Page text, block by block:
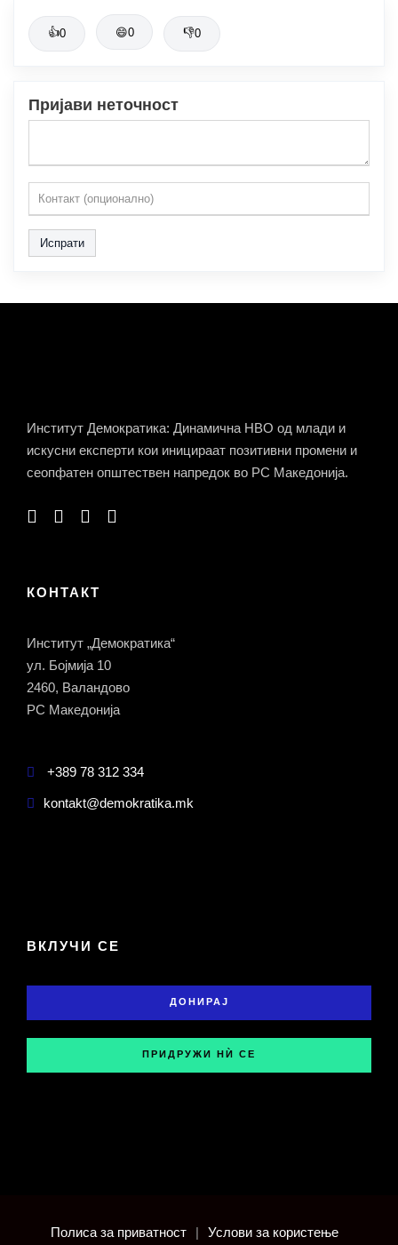
👍0 😄0 👎0
Пријави неточност
Испрати
Институт Демократика: Динамична НВО од млади и
искусни експерти кои иницираат позитивни промени и
сеопфатен општествен напредок во РС Македонија.
КОНТАКТ
Институт „Демократика“
ул. Бојмија 10
2460, Валандово
РС Македонија
+389 78 312 334
kontakt@demokratika.mk
ВКЛУЧИ СЕ
ДОНИРАЈ
ПРИДРУЖИ НЍ СЕ
Полиса за приватност | Услови за користење